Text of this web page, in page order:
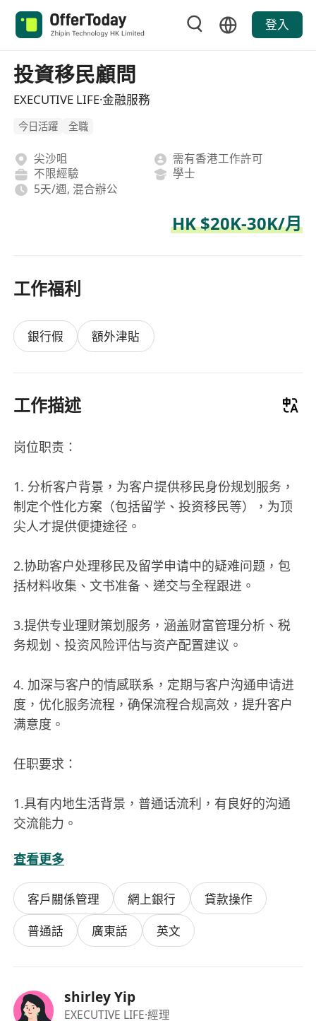
登入
投資移民顧問
EXECUTIVE LIFE·金融服務
今日活躍 全職
尖沙咀
需有香港工作許可
不限經驗
學士
5天/週, 混合辦公
HK $20K-30K/月
工作福利
銀行假 額外津貼
工作描述
岗位职责：
1. 分析客户背景，为客户提供移民身份规划服务，
制定个性化方案（包括留学、投资移民等），为顶
尖人才提供便捷途径。
2.协助客户处理移民及留学申请中的疑难问题，包
括材料收集、文书准备、递交与全程跟进。
3.提供专业理财策划服务，涵盖财富管理分析、税
务规划、投资风险评估与资产配置建议。
4. 加深与客户的情感联系，定期与客户沟通申请进
度，优化服务流程，确保流程合规高效，提升客户
满意度。
任职要求：
1.具有内地生活背景，普通话流利，有良好的沟通
交流能力。
2.拥有合法香港工作签证（内地IANG/高才/优
才），亦可代为申请（需符合本科毕业于相关大学
清单），欢迎0经验准毕业生。
3.有相关工作经验或过往销售经历者优先。
查看更多
客戶關係管理 網上銀行
貸款操作
普通話
廣東話 英文
shirley Yip
EXECUTIVE LIFE·經理